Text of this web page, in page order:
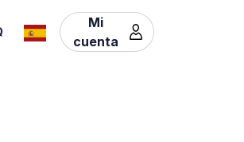
Mi
cuenta